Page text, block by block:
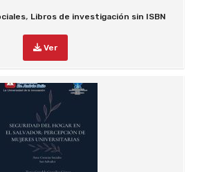
, Libros de investigación sin ISBN
Ver